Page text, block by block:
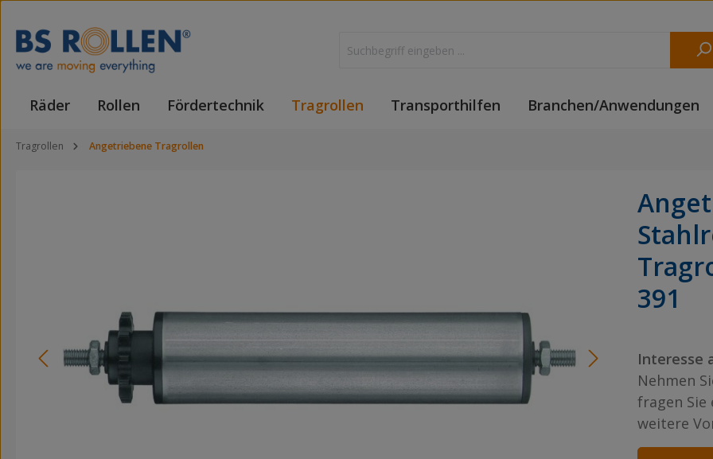
Räder Rollen Fördertechnik Tragrollen Transporthilfen Branchen/Anwendungen
Tragrollen Angetriebene Tragrollen
391
Interesse
Nehmen
fragen Sie
weitere